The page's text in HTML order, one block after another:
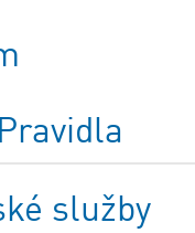
služby